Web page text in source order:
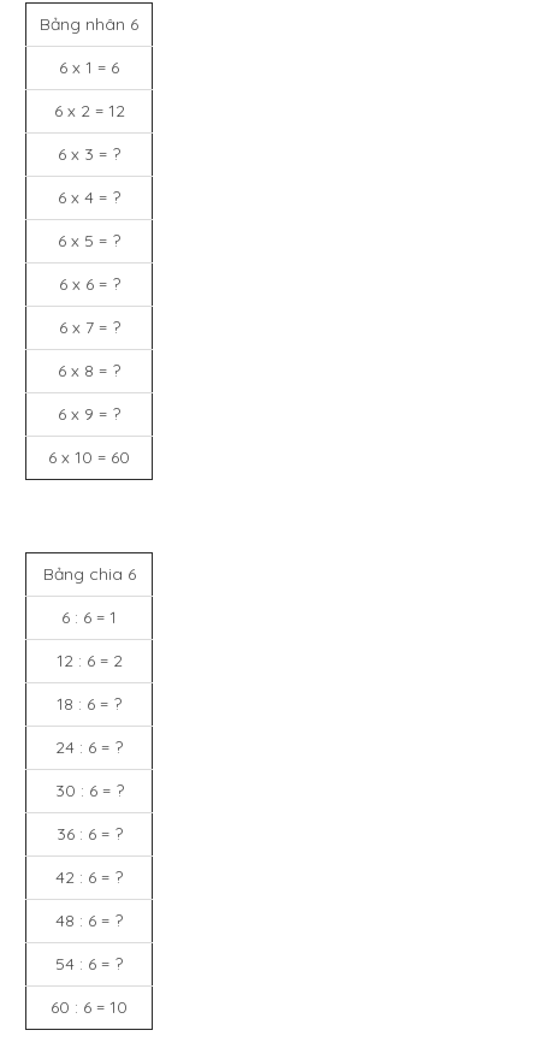
Bảng nhân 6
6 x 1 = 6
6 x 2 = 12
6 x 3 = ?
6 x 4 = ?
6 x 5 = ?
6 x 6 = ?
6 x 7 = ?
6 x 8 = ?
6 x 9 = ?
6 x 10 = 60
Bảng chia 6
6 : 6 = 1
12 : 6 = 2
18 : 6 = ?
24 : 6 = ?
30 : 6 = ?
36 : 6 = ?
42 : 6 = ?
48 : 6 = ?
54 : 6 = ?
60 : 6 = 10